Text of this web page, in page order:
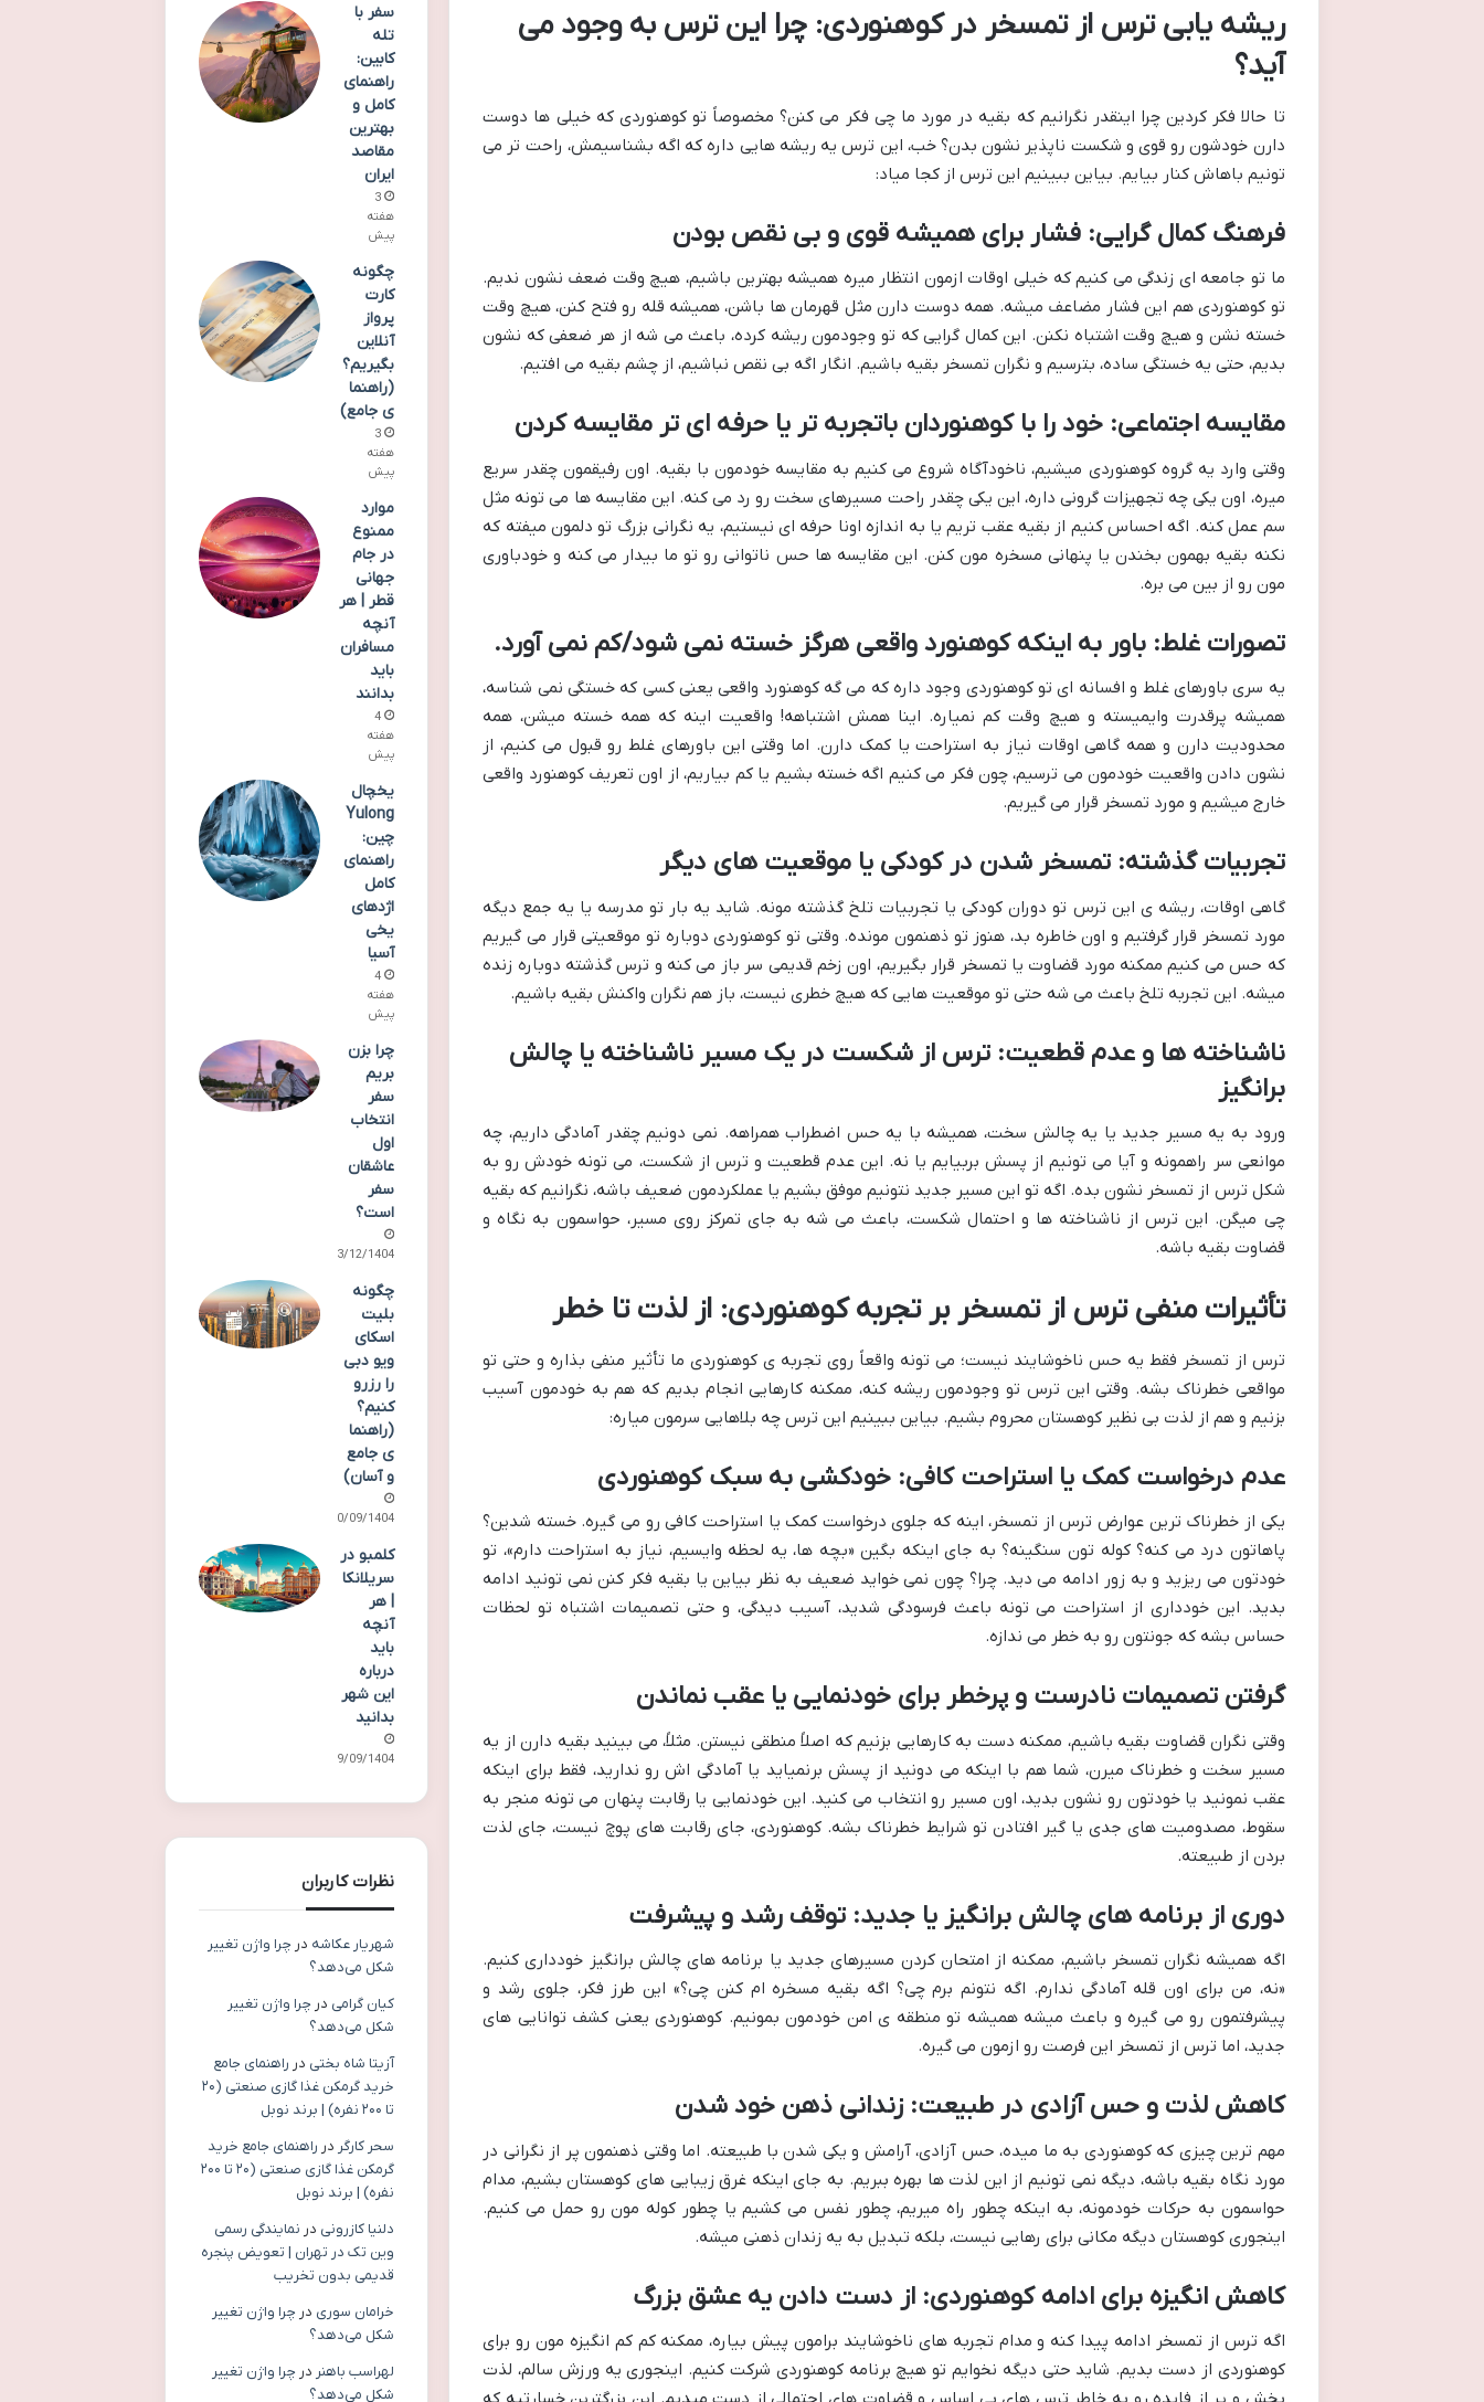
ریشه یابی ترس از تمسخر در کوهنوردی: چرا این ترس به وجود می
آید؟
تا حالا فکر کردین چرا اینقدر نگرانیم که بقیه در مورد ما چی فکر می کنن؟ مخصوصاً تو کوهنوردی که خیلی ها دوست
دارن خودشون رو قوی و شکست ناپذیر نشون بدن؟ خب، این ترس یه ریشه هایی داره که اگه بشناسیمش، راحت تر می
تونیم باهاش کنار بیایم. بیاین ببینیم این ترس از کجا میاد:
فرهنگ کمال گرایی: فشار برای همیشه قوی و بی نقص بودن
ما تو جامعه ای زندگی می کنیم که خیلی اوقات ازمون انتظار میره همیشه بهترین باشیم، هیچ وقت ضعف نشون ندیم.
تو کوهنوردی هم این فشار مضاعف میشه. همه دوست دارن مثل قهرمان ها باشن، همیشه قله رو فتح کنن، هیچ وقت
خسته نشن و هیچ وقت اشتباه نکنن. این کمال گرایی که تو وجودمون ریشه کرده، باعث می شه از هر ضعفی که نشون
بدیم، حتی یه خستگی ساده، بترسیم و نگران تمسخر بقیه باشیم. انگار اگه بی نقص نباشیم، از چشم بقیه می افتیم.
مقایسه اجتماعی: خود را با کوهنوردان باتجربه تر یا حرفه ای تر مقایسه کردن
وقتی وارد یه گروه کوهنوردی میشیم، ناخودآگاه شروع می کنیم به مقایسه خودمون با بقیه. اون رفیقمون چقدر سریع
میره، اون یکی چه تجهیزات گرونی داره، این یکی چقدر راحت مسیرهای سخت رو رد می کنه. این مقایسه ها می تونه مثل
سم عمل کنه. اگه احساس کنیم از بقیه عقب تریم یا به اندازه اونا حرفه ای نیستیم، یه نگرانی بزرگ تو دلمون میفته که
نکنه بقیه بهمون بخندن یا پنهانی مسخره مون کنن. این مقایسه ها حس ناتوانی رو تو ما بیدار می کنه و خودباوری
مون رو از بین می بره.
تصورات غلط: باور به اینکه کوهنورد واقعی هرگز خسته نمی شود/کم نمی آورد.
یه سری باورهای غلط و افسانه ای تو کوهنوردی وجود داره که می گه کوهنورد واقعی یعنی کسی که خستگی نمی شناسه،
همیشه پرقدرت وایمیسته و هیچ وقت کم نمیاره. اینا همش اشتباهه! واقعیت اینه که همه خسته میشن، همه
محدودیت دارن و همه گاهی اوقات نیاز به استراحت یا کمک دارن. اما وقتی این باورهای غلط رو قبول می کنیم، از
نشون دادن واقعیت خودمون می ترسیم، چون فکر می کنیم اگه خسته بشیم یا کم بیاریم، از اون تعریف کوهنورد واقعی
خارج میشیم و مورد تمسخر قرار می گیریم.
تجربیات گذشته: تمسخر شدن در کودکی یا موقعیت های دیگر
گاهی اوقات، ریشه ی این ترس تو دوران کودکی یا تجربیات تلخ گذشته مونه. شاید یه بار تو مدرسه یا یه جمع دیگه
مورد تمسخر قرار گرفتیم و اون خاطره بد، هنوز تو ذهنمون مونده. وقتی تو کوهنوردی دوباره تو موقعیتی قرار می گیریم
که حس می کنیم ممکنه مورد قضاوت یا تمسخر قرار بگیریم، اون زخم قدیمی سر باز می کنه و ترس گذشته دوباره زنده
میشه. این تجربه تلخ باعث می شه حتی تو موقعیت هایی که هیچ خطری نیست، باز هم نگران واکنش بقیه باشیم.
ناشناخته ها و عدم قطعیت: ترس از شکست در یک مسیر ناشناخته یا چالش
برانگیز
ورود به یه مسیر جدید یا یه چالش سخت، همیشه با یه حس اضطراب همراهه. نمی دونیم چقدر آمادگی داریم، چه
موانعی سر راهمونه و آیا می تونیم از پسش بربیایم یا نه. این عدم قطعیت و ترس از شکست، می تونه خودش رو به
شکل ترس از تمسخر نشون بده. اگه تو این مسیر جدید نتونیم موفق بشیم یا عملکردمون ضعیف باشه، نگرانیم که بقیه
چی میگن. این ترس از ناشناخته ها و احتمال شکست، باعث می شه به جای تمرکز روی مسیر، حواسمون به نگاه و
قضاوت بقیه باشه.
تأثیرات منفی ترس از تمسخر بر تجربه کوهنوردی: از لذت تا خطر
ترس از تمسخر فقط یه حس ناخوشایند نیست؛ می تونه واقعاً روی تجربه ی کوهنوردی ما تأثیر منفی بذاره و حتی تو
مواقعی خطرناک بشه. وقتی این ترس تو وجودمون ریشه کنه، ممکنه کارهایی انجام بدیم که هم به خودمون آسیب
بزنیم و هم از لذت بی نظیر کوهستان محروم بشیم. بیاین ببینیم این ترس چه بلاهایی سرمون میاره:
عدم درخواست کمک یا استراحت کافی: خودکشی به سبک کوهنوردی
یکی از خطرناک ترین عوارض ترس از تمسخر، اینه که جلوی درخواست کمک یا استراحت کافی رو می گیره. خسته شدین؟
پاهاتون درد می کنه؟ کوله تون سنگینه؟ به جای اینکه بگین «بچه ها، یه لحظه وایسیم، نیاز به استراحت دارم»، تو
خودتون می ریزید و به زور ادامه می دید. چرا؟ چون نمی خواید ضعیف به نظر بیاین یا بقیه فکر کنن نمی تونید ادامه
بدید. این خودداری از استراحت می تونه باعث فرسودگی شدید، آسیب دیدگی، و حتی تصمیمات اشتباه تو لحظات
حساس بشه که جونتون رو به خطر می ندازه.
گرفتن تصمیمات نادرست و پرخطر برای خودنمایی یا عقب نماندن
وقتی نگران قضاوت بقیه باشیم، ممکنه دست به کارهایی بزنیم که اصلاً منطقی نیستن. مثلاً، می بینید بقیه دارن از یه
مسیر سخت و خطرناک میرن، شما هم با اینکه می دونید از پسش برنمیاید یا آمادگی اش رو ندارید، فقط برای اینکه
عقب نمونید یا خودتون رو نشون بدید، اون مسیر رو انتخاب می کنید. این خودنمایی یا رقابت پنهان می تونه منجر به
سقوط، مصدومیت های جدی یا گیر افتادن تو شرایط خطرناک بشه. کوهنوردی، جای رقابت های پوچ نیست، جای لذت
بردن از طبیعته.
دوری از برنامه های چالش برانگیز یا جدید: توقف رشد و پیشرفت
اگه همیشه نگران تمسخر باشیم، ممکنه از امتحان کردن مسیرهای جدید یا برنامه های چالش برانگیز خودداری کنیم.
«نه، من برای اون قله آمادگی ندارم. اگه نتونم برم چی؟ اگه بقیه مسخره ام کنن چی؟» این طرز فکر، جلوی رشد و
پیشرفتمون رو می گیره و باعث میشه همیشه تو منطقه ی امن خودمون بمونیم. کوهنوردی یعنی کشف توانایی های
جدید، اما ترس از تمسخر این فرصت رو ازمون می گیره.
کاهش لذت و حس آزادی در طبیعت: زندانی ذهن خود شدن
مهم ترین چیزی که کوهنوردی به ما میده، حس آزادی، آرامش و یکی شدن با طبیعته. اما وقتی ذهنمون پر از نگرانی در
مورد نگاه بقیه باشه، دیگه نمی تونیم از این لذت ها بهره ببریم. به جای اینکه غرق زیبایی های کوهستان بشیم، مدام
حواسمون به حرکات خودمونه، به اینکه چطور راه میریم، چطور نفس می کشیم یا چطور کوله مون رو حمل می کنیم.
اینجوری کوهستان دیگه مکانی برای رهایی نیست، بلکه تبدیل به یه زندان ذهنی میشه.
کاهش انگیزه برای ادامه کوهنوردی: از دست دادن یه عشق بزرگ
اگه ترس از تمسخر ادامه پیدا کنه و مدام تجربه های ناخوشایند برامون پیش بیاره، ممکنه کم کم انگیزه مون رو برای
کوهنوردی از دست بدیم. شاید حتی دیگه نخوایم تو هیچ برنامه کوهنوردی شرکت کنیم. اینجوری یه ورزش سالم، لذت
سفر با
تله
کابین:
راهنمای
کامل و
بهترین
مقاصد
ایران
3
هفته
پیش
چگونه
کارت
پرواز
آنلاین
بگیریم؟
(راهنما
ی جامع)
3
هفته
پیش
موارد
ممنوع
در جام
جهانی
قطر | هر
آنچه
مسافران
باید
بدانند
4
هفته
پیش
یخچال
Yulong
چین:
راهنمای
کامل
اژدهای
یخی
آسیا
4
هفته
پیش
چرا بزن
بریم
سفر
انتخاب
اول
عاشقان
سفر
است؟
03/12/1404
چگونه
بلیت
اسکای
ویو دبی
را رزرو
کنیم؟
(راهنما
ی جامع
و آسان)
30/09/1404
کلمبو در
سریلانکا
| هر
آنچه
باید
درباره
این شهر
بدانید
29/09/1404
نظرات کاربران
شهریار عکاشه در چرا واژن تغییر
شکل می‌دهد؟
کیان گرامی در چرا واژن تغییر
شکل می‌دهد؟
آزیتا شاه بختی در راهنمای جامع
خرید گرمکن غذا گازی صنعتی (۲۰
تا ۲۰۰ نفره) | برند نوبل
سحر کارگر در راهنمای جامع خرید
گرمکن غذا گازی صنعتی (۲۰ تا ۲۰۰
نفره) | برند نوبل
دلنیا کازرونی در نمایندگی رسمی
وین تک در تهران | تعویض پنجره
قدیمی بدون تخریب
خرامان سوری در چرا واژن تغییر
شکل می‌دهد؟
لهراسب باهنر در چرا واژن تغییر
شکل می‌دهد؟